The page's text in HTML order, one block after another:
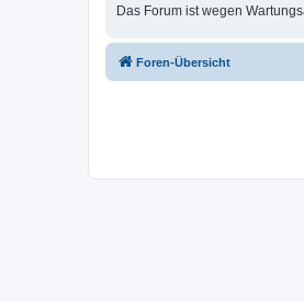
Das Forum ist wegen
Foren-Übersicht